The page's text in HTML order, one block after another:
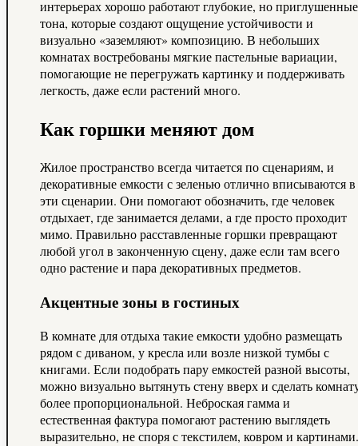
интерьерах хорошо работают глубокие, но приглушенные
тона, которые создают ощущение устойчивости и
визуально «заземляют» композицию. В небольших
комнатах востребованы мягкие пастельные вариации,
помогающие не перегружать картинку и поддерживать
легкость, даже если растений много.
Как горшки меняют дом
Жилое пространство всегда читается по сценариям, и
декоративные емкости с зеленью отлично вписываются в
эти сценарии. Они помогают обозначить, где человек
отдыхает, где занимается делами, а где просто проходит
мимо. Правильно расставленные горшки превращают
любой угол в законченную сцену, даже если там всего
одно растение и пара декоративных предметов.
Акцентные зоны в гостиных
В комнате для отдыха такие емкости удобно размещать
рядом с диваном, у кресла или возле низкой тумбы с
книгами. Если подобрать пару емкостей разной высоты,
можно визуально вытянуть стену вверх и сделать
более пропорциональной. Неброская гамма и
естественная фактура помогают растению выглядеть
выразительно, не споря с текстилем, ковром и картинами.